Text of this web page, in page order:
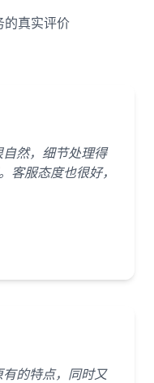
的真实评价
然，细节处理得
客服态度也很好，
的特点，同时又